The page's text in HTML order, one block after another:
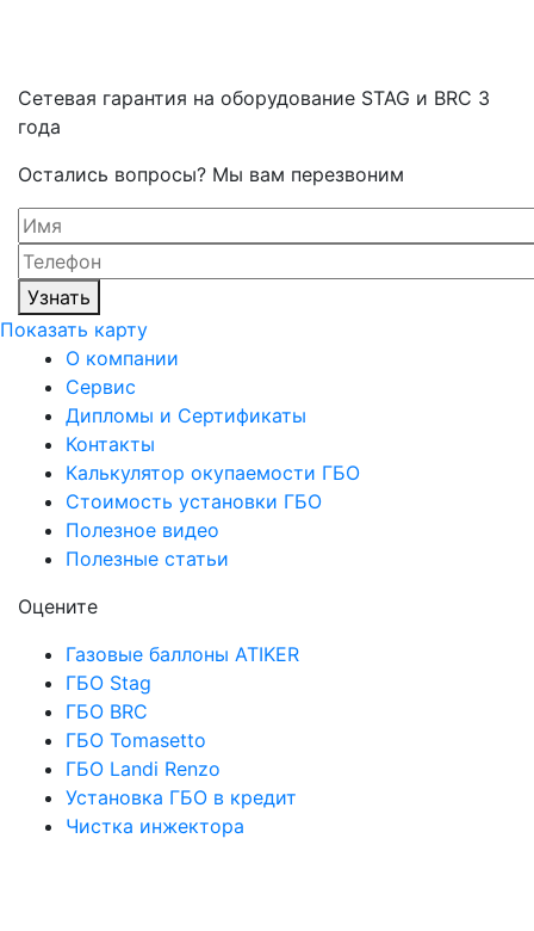
Cетевая гарантия на оборудование STAG и BRC 3
года
Остались вопросы? Мы вам перезвоним
Узнать
Показать карту
О компании
Сервис
Дипломы и Сертификаты
Контакты
Калькулятор окупаемости ГБО
Стоимость установки ГБО
Полезное видео
Полезные статьи
Оцените
Газовые баллоны ATIKER
ГБО Stag
ГБО BRC
ГБО Tomasetto
ГБО Landi Renzo
Установка ГБО в кредит
Чистка инжектора